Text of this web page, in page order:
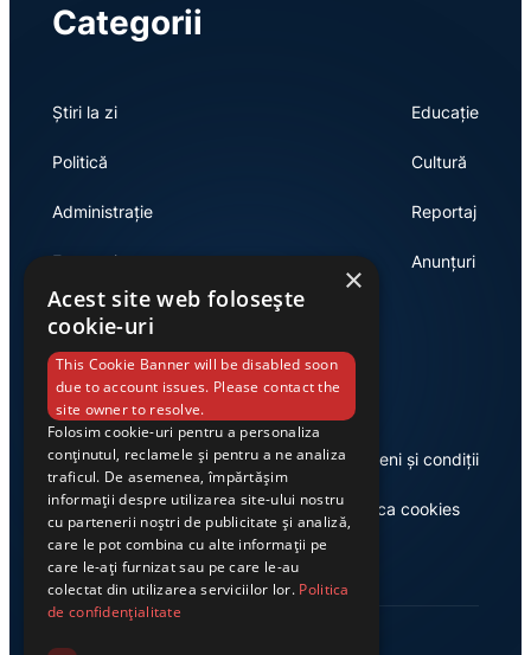
Categorii
Știri la zi
Politică
Administrație
Economie
Educație
Cultură
Reportaj
Anunțuri
Link-uri utile
Despre noi
Casa de editură Exclusiv
Termeni și condiții
Politica cookies
×
Acest site web folosește
cookie-uri
This Cookie Banner will be disabled soon
due to account issues. Please contact the
site owner to resolve.
Folosim cookie-uri pentru a personaliza
conținutul, reclamele și pentru a ne analiza
traficul. De asemenea, împărtășim
informații despre utilizarea site-ului nostru
cu partenerii noștri de publicitate și analiză,
care le pot combina cu alte informații pe
care le-ați furnizat sau pe care le-au
colectat din utilizarea serviciilor lor. Politica
de confidențialitate